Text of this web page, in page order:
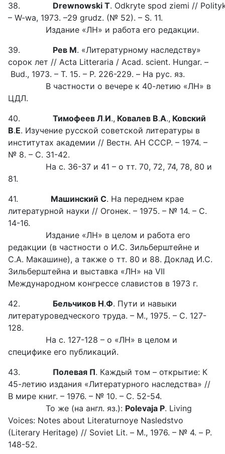
38. Drewnowski T. Odkryte spod ziemi //
– W-wa, 1973. –29 grudz. (№ 52). – S. 11.
Издание «ЛН» и работа его редакции.
39. Рев М. «Литературному наследству»
сорок лет // Acta Litteraria / Acad. scient. Hungar. –
Bud., 1973. – T. 15. – P. 226-229. – На рус. яз.
В частности о вечере к 40-летию «ЛН» в
ЦДЛ.
40. Тимофеев Л.И., Ковалев В.А., Ковский
В.Е. Изучение русской советской литературы в
институтах академии // Вестн. АН СССР. – 1974. –
№ 8. – С. 31-42.
На с. 36-37 и 41 – о тт. 70, 72, 74, 78, 80 и
81.
41. Машинский С. На переднем крае
литературной науки // Огонек. – 1975. – № 14. – С.
14-16.
Издание «ЛН» в целом и работа его
редакции (в частности о И.С. Зильберштейне и
С.А. Макашине), а также о тт. 80 и 88. Доклад И.С.
Зильберштейна и выставка «ЛН» на VII
Международном конгрессе славистов в 1973 г.
42. Бельчиков Н.Ф. Пути и навыки
литературоведческого труда. – М., 1975. – С. 127-
128.
На с. 127-128 – о «ЛН» в целом и
специфике его публикаций.
43. Полевая П. Каждый том – открытие: К
45-летию издания «Литературного наследства» //
В мире книг. – 1976. – № 10. – С. 52-54.
То же (на англ. яз.): Polevaja P. Living
Voices: Notes about Literaturnoye Nasledstvo
(Literary Heritage) // Soviet Lit. – М., 1976. – № 4. – P.
148-52.